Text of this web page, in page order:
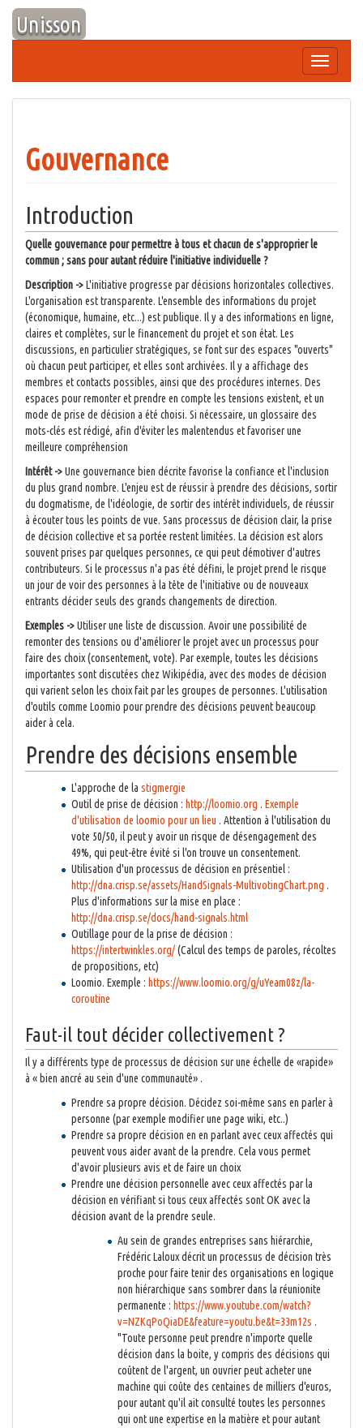
Aller
contenu
Unisson
Afficher/
la
Gouvernance
Introduction
Quelle gouvernance pour permettre à tous et chacun de s'approprier le
commun ; sans pour autant réduire l'initiative individuelle ?
Description ->L'initiative progresse par décisions horizontales collectives.
L'organisation est transparente. L'ensemble des informations du projet
(économique, humaine, etc...) est publique. Il y a des informations en ligne,
claires et complètes, sur le financement du projet et son état. Les
discussions, en particulier stratégiques, se font sur des espaces "ouverts"
où chacun peut participer, et elles sont archivées. Il y a affichage des
membres et contacts possibles, ainsi que des procédures internes. Des
espaces pour remonter et prendre en compte les tensions existent, et un
mode de prise de décision a été choisi. Si nécessaire, un glossaire des
mots-clés est rédigé, afin d'éviter les malentendus et favoriser une
meilleure compréhension
Intérêt ->Une gouvernance bien décrite favorise la confiance et l'inclusion
du plus grand nombre. L'enjeu est de réussir à prendre des décisions, sortir
du dogmatisme, de l'idéologie, de sortir des intérêt individuels, de réussir
à écouter tous les points de vue. Sans processus de décision clair, la prise
de décision collective et sa portée restent limitées. La décision est alors
souvent prises par quelques personnes, ce qui peut démotiver d'autres
contributeurs. Si le processus n'a pas été défini, le projet prend le risque
un jour de voir des personnes à la tête de l'initiative ou de nouveaux
entrants décider seuls des grands changements de direction.
Exemples ->Utiliser une liste de discussion. Avoir une possibilité de
remonter des tensions ou d'améliorer le projet avec un processus pour
faire des choix (consentement, vote). Par exemple, toutes les décisions
importantes sont discutées chez Wikipédia, avec des modes de décision
qui varient selon les choix fait par les groupes de personnes. L'utilisation
d'outils comme Loomio pour prendre des décisions peuvent beaucoup
aider à cela.
Prendre des décisions ensemble
L'approche de la stigmergie
Outil de prise de décision : http://loomio.org . Exemple
d'utilisation de loomio pour un lieu . Attention à l'utilisation du
vote 50/50, il peut y avoir un risque de désengagement des
49%, qui peut-être évité si l'on trouve un consentement.
Utilisation d'un processus de décision en présentiel :
http://dna.crisp.se/assets/HandSignals-MultivotingChart.png .
Plus d'informations sur la mise en place :
http://dna.crisp.se/docs/hand-signals.html
Outillage pour de la prise de décision :
https://intertwinkles.org/(Calcul des temps de paroles, récoltes
de propositions, etc)
Loomio. Exemple : https://www.loomio.org/g/uYeam08z/la-
coroutine
Faut-il tout décider collectivement ?
Il y a différents type de processus de décision sur une échelle de «rapide»
à « bien ancré au sein d'une communauté» .
Prendre sa propre décision. Décidez soi-même sans en parler à
personne (par exemple modifier une page wiki, etc..)
Prendre sa propre décision en en parlant avec ceux affectés qui
peuvent vous aider avant de la prendre. Cela vous permet
d'avoir plusieurs avis et de faire un choix
Prendre une décision personnelle avec ceux affectés par la
décision en vérifiant si tous ceux affectés sont OK avec la
décision avant de la prendre seule.
Au sein de grandes entreprises sans hiérarchie,
Frédéric Laloux décrit un processus de décision très
proche pour faire tenir des organisations en logique
non hiérarchique sans sombrer dans la réunionite
permanente : https://www.youtube.com/watch?
v=NZKqPoQiaDE&feature=youtu.be&t=33m12s .
"Toute personne peut prendre n'importe quelle
décision dans la boite, y compris des décisions qui
coûtent de l'argent, un ouvrier peut acheter une
machine qui coûte des centaines de milliers d'euros,
pour autant qu'il ait consulté toutes les personnes
qui ont une expertise en la matière et pour autant